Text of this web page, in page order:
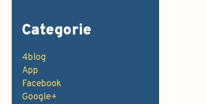
Categorie
4blog
App
Facebook
Google+